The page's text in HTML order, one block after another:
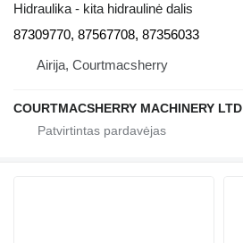
Hidraulika - kita hidraulinė dalis
87309770, 87567708, 87356033
Airija, Courtmacsherry
COURTMACSHERRY MACHINERY LTD